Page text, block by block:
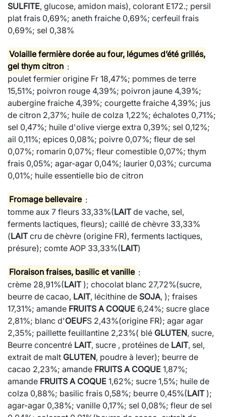
SULFITE, glucose, amidon mais), colorant E172.; persil
plat frais 0,69%; aneth fraiche 0,69%; cerfeuil frais
0,69%; sel 0,38%
Volaille fermière dorée au four, légumes d’été grillés,
gel thym citron :
poulet fermier origine Fr 18,47%; pommes de terre
15,51%; poivron rouge 4,39%; poivron jaune 4,39%;
aubergine fraiche 4,39%; courgette fraiche 4,39%; jus
de citron 2,37%; huile de colza 1,22%; échalotes 0,71%;
sel 0,47%; huile d'olive vierge extra 0,39%; sel 0,12%;
ail 0,11%; epices 0,08%; poivre 0,07%; fleur de sel
0,07%; romarin 0,07%; fleur comestible 0,07%; thym
frais 0,05%; agar-agar 0,04%; laurier 0,03%; curcuma
0,01%; huile essentielle bio de citron
Fromage bellevaire :
tomme aux 7 fleurs 33,33%(LAITde vache, sel,
ferments lactiques, fleurs); caillé de chèvre 33,33%
(LAITcru de chèvre (origine FR), ferments lactiques,
présure); comte AOP 33,33%(LAIT)
Floraison fraises, basilic et vanille :
crème 28,91%(LAIT); chocolat blanc 27,72%(sucre,
beurre de cacao, LAIT, lécithine de SOJA, ); fraises
17,31%; amande FRUITS A COQUE 6,24%; sucre glace
2,81%; blanc d'OEUFS 2,43%(origine FR); agar agar
2,35%; paillette feuillantine 2,23%( blé GLUTEN, sucre,
Beurre concentré LAIT, sucre , protéines de LAIT, sel,
extrait de malt GLUTEN, poudre à lever); beurre de
cacao 2,23%; amande FRUITS A COQUE 1,87%;
amande FRUITS A COQUE 1,62%; sucre 1,5%; huile de
colza 0,88%; basilic frais 0,58%; beurre 0,45%(LAIT);
agar-agar 0,38%; vanille 0,17%; sel 0,08%; fleur de sel